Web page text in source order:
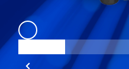
1000 2000 Angle 1